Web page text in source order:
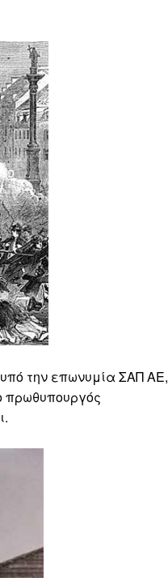
υπό την επωνυμία ΣΑΠ ΑΕ,
πρωθυπουργός